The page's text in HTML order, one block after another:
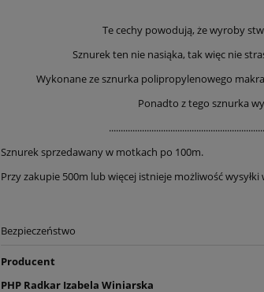
Te cechy powodują, że wyroby
Sznurek ten nie nasiąka, tak więc nie
Wykonane ze sznurka polipropylenowego
Ponadto z tego sznurka
Sznurek sprzedawany w motkach po 100m.
Przy zakupie 500m lub więcej istnieje możliwość
Bezpieczeństwo
Producent
PHP Radkar Izabela Winiarska